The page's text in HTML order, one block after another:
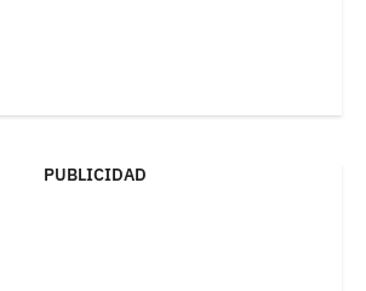
PUBLICIDAD